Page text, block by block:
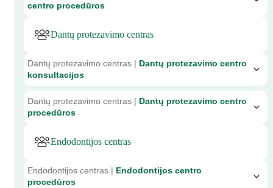
centro procedūros
Dantų protezavimo centras
Dantų protezavimo centras | Dantų protezavimo centro
konsultacijos
Dantų protezavimo centras | Dantų protezavimo centro
procedūros
Endodontijos centras
Endodontijos centras | Endodontijos centro
procedūros